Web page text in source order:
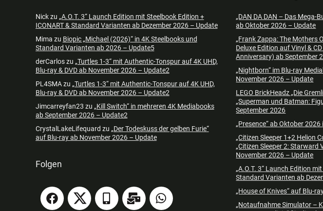
Nickzu „A.O.T. 3“ Launch Edition mit Steelbook Edition +
ICONART & Standard Varianten ab Dezember 2026 – Update
Mima zu Biopic „Michael (2026)“ in 4K Steelbooks und
Standard Varianten ab 2026 – Update5
derCarloszu „Turtles 1-3“ mit Authentic-Tonspur auf 4K UHD,
Blu-ray & DVD ab November 2026 – Update2
PL4SMAzu „Turtles 1-3“ mit Authentic-Tonspur auf 4K UHD,
Blu-ray & DVD ab November 2026 – Update2
Jimcarreyfan23 zu „Kill Switch“ in mehreren 4K Mediabooks
ab September 2026 – Update2
CrystalLakeLifequard zu „Der Todeskuss der gelben Furie“
auf Blu-ray ab November 2026 – Update
Folgen
„DAN DA DAN – Das Mega-
ab Oktober 2026 – Update
„Frank Zappa: The Mothers
Deluxe Edition auf Vinyl &
Anniversary) ab September
„Nightborn“ im Blu-ray
November 2026 – Update
LEGO BrickHeadz „Die
„Superman und Batman:
September 2026
„Presence“ ab Oktober
„Citizen Sleeper 1+2 Helion
„Citizen Sleeper 2:
November 2026 – Update
„A.O.T. 3“ Launch Edition
Standard Varianten ab
„House of Knives“ auf Blu-
„Notaufnahme Simulator –